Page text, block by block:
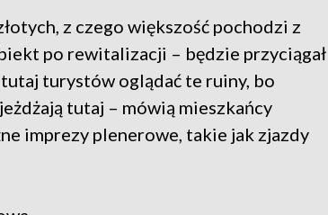
z czego większość pochodzi z
po rewitalizacji – będzie przyciągał
turystów oglądać te ruiny, bo
tutaj – mówią mieszkańcy
imprezy plenerowe, takie jak zjazdy